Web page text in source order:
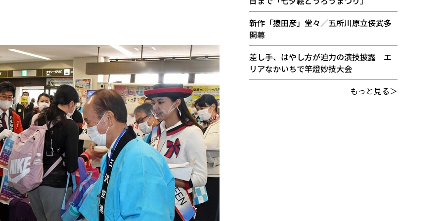
新作「猿田彦」堂々／五所川原立佞武多
開幕
差し手、はやし方が迫力の演技披露 エ
リアなかいちで竿燈妙技大会
もっと見る＞